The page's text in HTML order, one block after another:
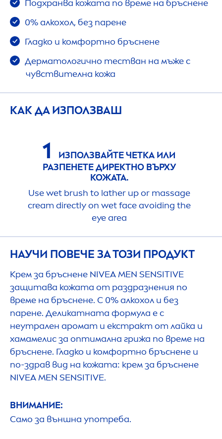
Подхранва кожата по време на бръснене
0% алкохол, без парене
Гладко и комфортно бръснене
Дерматологично тестван на мъже с
чувствителна кожа
КАК ДА ИЗПОЛЗВАШ
1
ИЗПОЛЗВАЙТЕ ЧЕТКА ИЛИ
РАЗПЕНЕТЕ ДИРЕКТНО ВЪРХУ
КОЖАТА.
Use wet brush to lather up or massage
cream directly on wet face avoiding the
eye area
НАУЧИ ПОВЕЧЕ ЗА ТОЗИ ПРОДУКТ
Крем за бръснене NIVEAMEN SENSITIVE
защитава кожата от раздразнения по
време на бръснене. С 0% алкохол и без
парене. Деликатната формула е с
неутрален аромат и екстракт от лайка и
хамамелис за оптимална грижа по време на
бръснене. Гладко и комфортно бръснене и
по-здрав вид на кожата: крем за бръснене
NIVEAMEN SENSITIVE.
ВНИМАНИЕ:
Само за външна употреба.